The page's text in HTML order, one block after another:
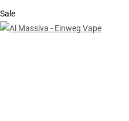
Sale